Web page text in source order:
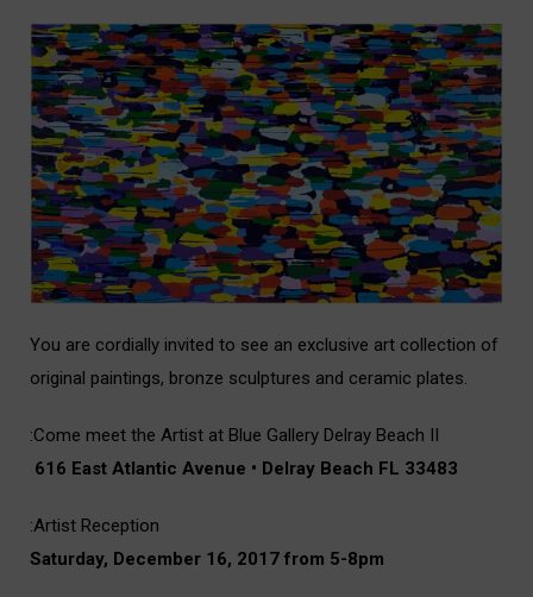
You are cordially invited to see an exclusive art collection of
original paintings, bronze sculptures and ceramic plates.
:Come meet the Artist at Blue Gallery Delray Beach II
616 East Atlantic Avenue • Delray Beach FL 33483
:Artist Reception
Saturday, December 16, 2017 from 5-8pm